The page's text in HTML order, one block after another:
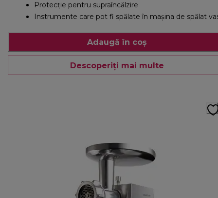
Protecție pentru supraîncălzire
Instrumente care pot fi spălate în maşina de spălat
Adaugă în coș
Descoperiți mai multe